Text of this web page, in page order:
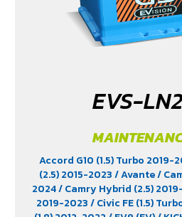
EVS-
Accord G10 (1.5) Turbo 2019-
(2.5) 2015-2023/ Avante/
2024/ Camry Hybrid (2.5)
2019-2023/ Civic FE (1.5)